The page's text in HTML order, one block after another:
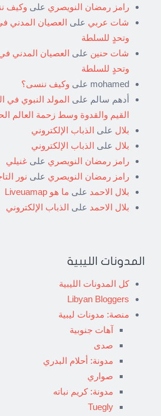
رامز رمضان النويصري على وكيف
شات عربي على العصيان
وتحدٍ للسلطة
شات حنين على العصيان
وتحدٍ للسلطة
mohamed على وكيف ننسى؟
أدهم سالم على المولد النبوي في
القيم والقدوة وسط زحمة العالم
بلال على الذباب الإلكتروني
بلال على الذباب الإلكتروني
رامز رمضان النويصري على غنيلي
رامز رمضان النويصري على نور
بلال الاحمد على ما هو Liveuamap
بلال الاحمد على الذباب الإلكتروني
المدونات الليبية
كل المدونات الليبية
Libyan Bloggers
منصة: مدونات ليبية
آهات جنوبية
صدى
مدونة: أحلام البدري
صواري
مدونة: كريم نباته
Tuegly